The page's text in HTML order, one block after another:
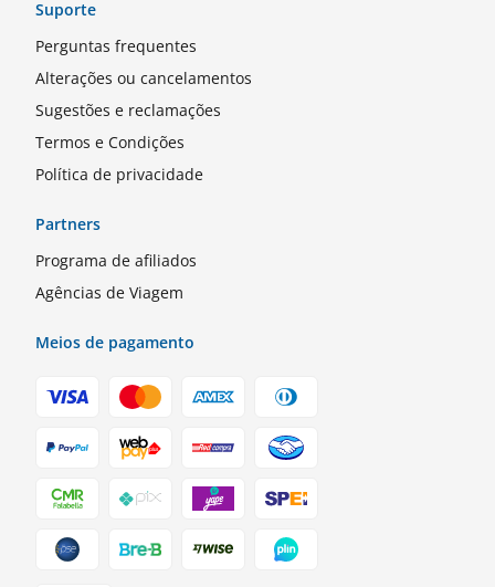
Suporte
Perguntas frequentes
Alterações ou cancelamentos
Sugestões e reclamações
Termos e Condições
Política de privacidade
Partners
Programa de afiliados
Agências de Viagem
Meios de pagamento